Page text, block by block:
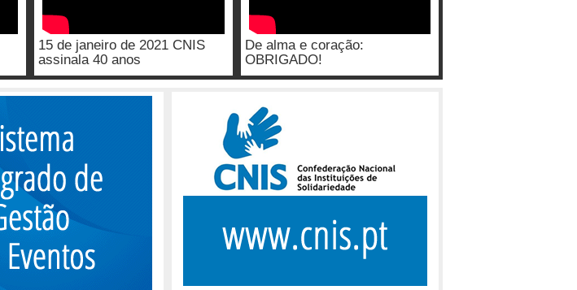
15 de janeiro de 2021 CNIS
assinala 40 anos
De alma e coração:
OBRIGADO!